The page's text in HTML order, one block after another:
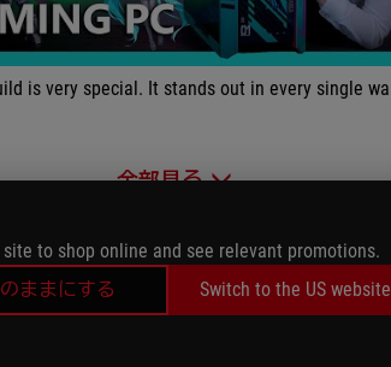
to shop online and see relevant promotions.
ままにする
Switch to the US website
It stands out in every single way and you can see how much effort went into each of the individual parts that also fit together so well.
全部見る